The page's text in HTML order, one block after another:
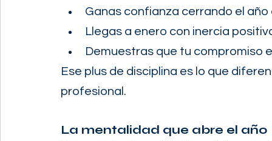
Ganas confianza cerrando el
Llegas a enero con inercia
Demuestras que tu compromiso
Ese plus de disciplina es lo que
profesional.
La mentalidad que abre el año